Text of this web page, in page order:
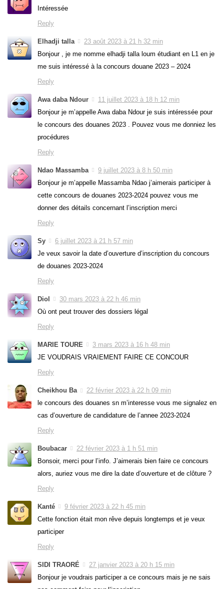
Intéressée
Reply
Elhadji talla
23 août 2023 à 21 h 32 min
Bonjour , je me nomme elhadji talla loum étudiant en L1 en je
me suis intéressé à la concours douane 2023 – 2024
Reply
Awa daba Ndour
11 juillet 2023 à 18 h 12 min
Bonjour je m’appelle Awa daba Ndour je suis intéressée pour
le concours des douanes 2023 . Pouvez vous me donniez les
procédures
Reply
Ndao Massamba
9 juillet 2023 à 8 h 50 min
Bonjour je m’appelle Massamba Ndao j’aimerais participer à
cette concours de douanes 2023-2024 pouvez vous me
donner des détails concernant l’inscription merci
Reply
Sy
6 juillet 2023 à 21 h 57 min
Je veux savoir la date d’ouverture d’inscription du concours
de douanes 2023-2024
Reply
Diol
30 mars 2023 à 22 h 46 min
Où ont peut trouver des dossiers légal
Reply
MARIE TOURE
3 mars 2023 à 16 h 48 min
JE VOUDRAIS VRAIEMENT FAIRE CE CONCOUR
Reply
Cheikhou Ba
22 février 2023 à 22 h 09 min
le concours des douanes sn m’interesse vous me signalez en
cas d’ouverture de candidature de l’annee 2023-2024
Reply
Boubacar
22 février 2023 à 1 h 51 min
Bonsoir, merci pour l’info. J’aimerais bien faire ce concours
alors, auriez vous me dire la date d’ouverture et de clôture ?
Reply
Kanté
9 février 2023 à 22 h 45 min
Cette fonction était mon rêve depuis longtemps et je veux
participer
Reply
SIDI TRAORÉ
27 janvier 2023 à 20 h 15 min
Bonjour je voudrais participer a ce concours mais je ne sais